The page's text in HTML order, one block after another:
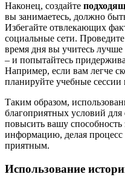
Наконец, создайте
вы занимаетесь, должно
Избегайте отвлекающих
социальные сети.
время дня вы учитесь
– и попытайтесь
Например, если вам легче
планируйте учебные
Таким образом,
благоприятных условий
повысить вашу
информацию, делая
приятным.
Использование